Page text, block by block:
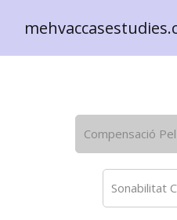
Compensació
Sonabilitat